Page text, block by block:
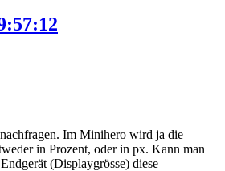
Im Minihero wird ja die
in Prozent, oder in px. Kann man
(Displaygrösse) diese